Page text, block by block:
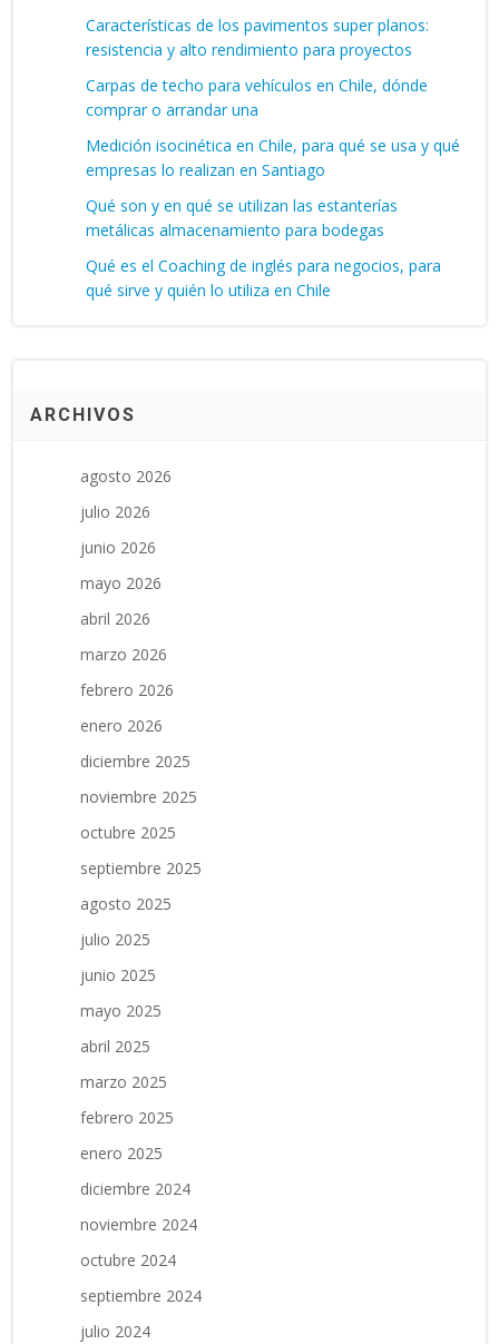
Características de los pavimentos super planos:
resistencia y alto rendimiento para proyectos
Carpas de techo para vehículos en Chile, dónde
comprar o arrandar una
Medición isocinética en Chile, para qué se usa y qué
empresas lo realizan en Santiago
Qué son y en qué se utilizan las estanterías
metálicas almacenamiento para bodegas
Qué es el Coaching de inglés para negocios, para
qué sirve y quién lo utiliza en Chile
ARCHIVOS
agosto 2026
julio 2026
junio 2026
mayo 2026
abril 2026
marzo 2026
febrero 2026
enero 2026
diciembre 2025
noviembre 2025
octubre 2025
septiembre 2025
agosto 2025
julio 2025
junio 2025
mayo 2025
abril 2025
marzo 2025
febrero 2025
enero 2025
diciembre 2024
noviembre 2024
octubre 2024
septiembre 2024
julio 2024